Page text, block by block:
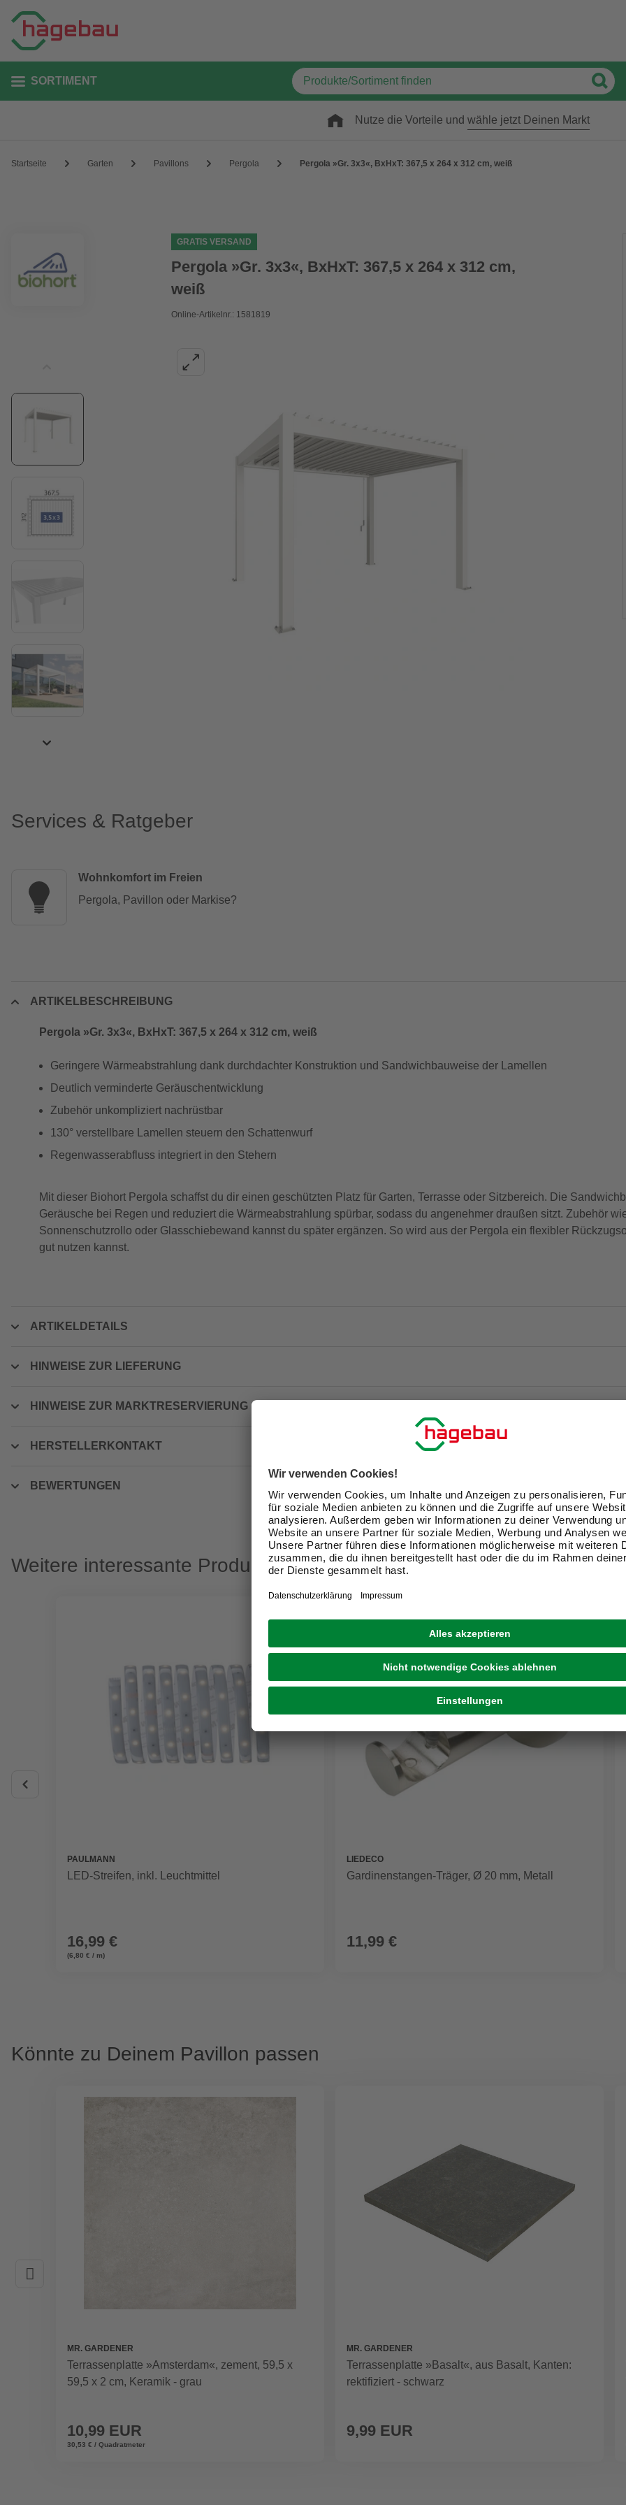
SORTIMENT
Nutze die Vorteile und wähle jetzt Deinen Markt
Startseite Garten Pavillons Pergola Pergola »Gr. 3x3«, BxHxT: 367,5 x 264 x 312 cm, weiß
GRATIS VERSAND
Pergola »Gr. 3x3«, BxHxT: 367,5 x 264 x 312 cm,
weiß
Online-Artikelnr.: 1581819
Services & Ratgeber
Wohnkomfort im Freien
Pergola, Pavillon oder Markise?
ARTIKELBESCHREIBUNG
Pergola »Gr. 3x3«, BxHxT: 367,5 x 264 x 312 cm, weiß
Geringere Wärmeabstrahlung dank durchdachter Konstruktion und Sandwichbauweise der Lamellen
Deutlich verminderte Geräuschentwicklung
Zubehör unkompliziert nachrüstbar
130° verstellbare Lamellen steuern den Schattenwurf
Regenwasserabfluss integriert in den Stehern
Mit dieser Biohort Pergola schaffst du dir einen geschützten Platz für Garten, Terrasse oder Sitzbereich. Die
Geräusche bei Regen und reduziert die Wärmeabstrahlung spürbar, sodass du angenehmer draußen sitzt. Zubehör
Sonnenschutzrollo oder Glasschiebewand kannst du später ergänzen. So wird aus der Pergola ein flexibler
gut nutzen kannst.
ARTIKELDETAILS
HINWEISE ZUR LIEFERUNG
HINWEISE ZUR MARKTRESERVIERUNG
HERSTELLERKONTAKT
BEWERTUNGEN
Weitere interessante Produkte
PAULMANN
LED-Streifen, inkl. Leuchtmittel
16,99 €
(6,80 € / m)
LIEDECO
Gardinenstangen-Träger, Ø 20 mm, Metall
11,99 €
Könnte zu Deinem Pavillon passen
MR. GARDENER
Terrassenplatte »Amsterdam«, zement, 59,5 x
59,5 x 2 cm, Keramik - grau
10,99 EUR
30,53 € / Quadratmeter
MR. GARDENER
Terrassenplatte »Basalt«, aus Basalt, Kanten:
rektifiziert - schwarz
9,99 EUR